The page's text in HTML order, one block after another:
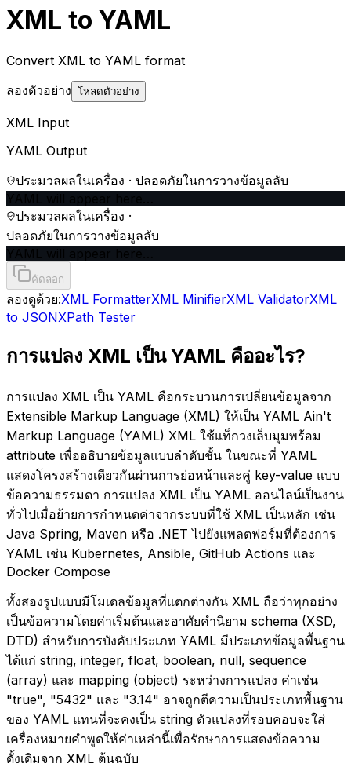
XML to YAML
Convert XML to YAML format
ลองตัวอย่าง โหลดตัวอย่าง
XML Input
YAML Output
ประมวลผลในเครื่อง · ปลอดภัยในการวางข้อมูลลับ
ประมวลผลในเครื่อง ·
ปลอดภัยในการวางข้อมูลลับ
คัดลอก
ลองดูด้วย:XML FormatterXML MinifierXML ValidatorXML
to JSONXPath Tester
การแปลง XML เป็น YAML คืออะไร?
การแปลง XML เป็น YAML คือกระบวนการเปลี่ยนข้อมูลจาก
Extensible Markup Language (XML) ให้เป็น YAML Ain't
Markup Language (YAML) XML ใช้แท็กวงเล็บมุมพร้อม
attribute เพื่ออธิบายข้อมูลแบบลำดับชั้น ในขณะที่ YAML
แสดงโครงสร้างเดียวกันผ่านการย่อหน้าและคู่ key-value แบบ
ข้อความธรรมดา การแปลง XML เป็น YAML ออนไลน์เป็นงาน
ทั่วไปเมื่อย้ายการกำหนดค่าจากระบบที่ใช้ XML เป็นหลัก เช่น
Java Spring, Maven หรือ .NET ไปยังแพลตฟอร์มที่ต้องการ
YAML เช่น Kubernetes, Ansible, GitHub Actions และ
Docker Compose
ทั้งสองรูปแบบมีโมเดลข้อมูลที่แตกต่างกัน XML ถือว่าทุกอย่าง
เป็นข้อความโดยค่าเริ่มต้นและอาศัยคำนิยาม schema (XSD,
DTD) สำหรับการบังคับประเภท YAML มีประเภทข้อมูลพื้นฐาน
ได้แก่ string, integer, float, boolean, null, sequence
(array) และ mapping (object) ระหว่างการแปลง ค่าเช่น
"true", "5432" และ "3.14" อาจถูกตีความเป็นประเภทพื้นฐาน
ของ YAML แทนที่จะคงเป็น string ตัวแปลงที่รอบคอบจะใส่
เครื่องหมายคำพูดให้ค่าเหล่านี้เพื่อรักษาการแสดงข้อความ
ดั้งเดิมจาก XML ต้นฉบับ